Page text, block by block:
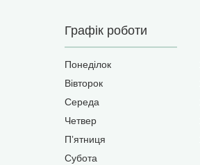
Графік роботи
Понеділок
Вівторок
Середа
Четвер
Пʼятниця
Субота